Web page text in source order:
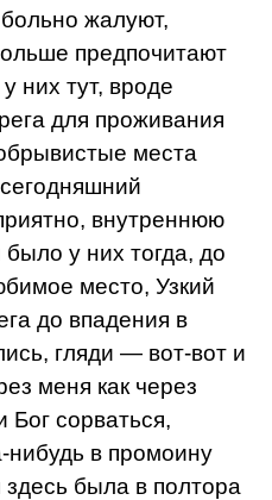
жалуют,
предпочитают
них тут, вроде
для проживания
мес­та
внутреннюю
у них тогда, до
место, Узкий
до впадения в
гляди — вот-вот и
меня как через
со­рваться,
ни­будь в промоину
здесь была в полтора